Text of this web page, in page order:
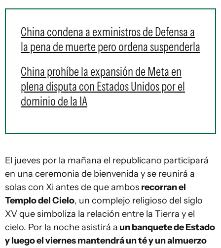
China condena a exministros de Defensa a
la pena de muerte pero ordena suspenderla
China prohíbe la expansión de Meta en
plena disputa con Estados Unidos por el
dominio de la IA
El jueves por la mañana el republicano participará
en una ceremonia de bienvenida y se reunirá a
solas con Xi antes de que ambos recorran el
Templo del Cielo, un complejo religioso del siglo
XV que simboliza la relación entre la Tierra y el
cielo. Por la noche asistirá a un banquete de Estado
y luego el viernes mantendrá un té y un almuerzo